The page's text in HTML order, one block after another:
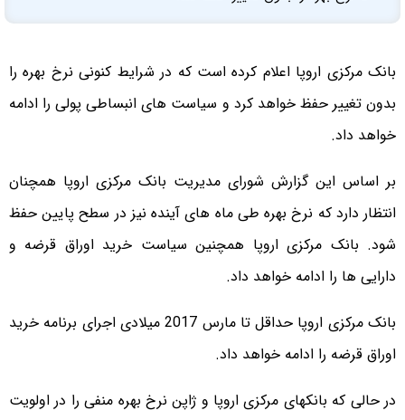
بانک مرکزی اروپا اعلام کرده است که در شرایط کنونی نرخ بهره را
بدون تغییر حفظ خواهد کرد و سیاست های انبساطی پولی را ادامه
خواهد داد.
بر اساس این گزارش شورای مدیریت بانک مرکزی اروپا همچنان
انتظار دارد که نرخ بهره طی ماه های آینده نیز در سطح پایین حفظ
شود. بانک مرکزی اروپا همچنین سیاست خرید اوراق قرضه و
دارایی ها را ادامه خواهد داد.
بانک مرکزی اروپا حداقل تا مارس 2017 میلادی اجرای برنامه خرید
اوراق قرضه را ادامه خواهد داد.
در حالی که بانکهای مرکزی اروپا و ژاپن نرخ بهره منفی را در اولویت